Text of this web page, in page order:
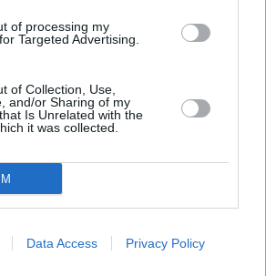
of processing my
Targeted Advertising.
of Collection, Use,
and/or Sharing of my
Is Unrelated with the
it was collected.
Data Access Privacy Policy
Zwiebelsuppe
vegan